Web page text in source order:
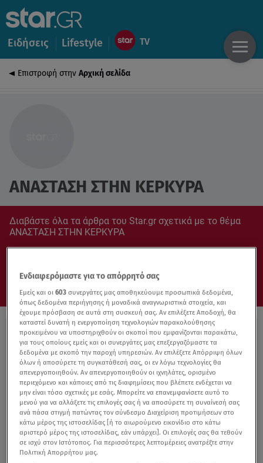
Ειδήσεις Lifestyle
Επιστροφή στην Αρχική σελίδα
ΑΝΑΣΤΑΣΗ ΣΤΗΝ ΚΕΡΚΥΡΑ
Διαβάστε όλα τα άρθρα του Star.gr σχετικά με το θέμα
ΑΝΑΣΤΑΣΗ ΣΤΗΝ ΚΕΡΚΥΡΑ
Ενδιαφερόμαστε για το απόρρητό σας
Εμείς και οι603 συνεργάτες μας αποθηκεύουμε προσωπικά δεδομένα,
όπως δεδομένα περιήγησης ή μοναδικά αναγνωριστικά στοιχεία, και
έχουμε πρόσβαση σε αυτά στη συσκευή σας. Αν επιλέξετε Αποδοχή, θα
καταστεί δυνατή η ενεργοποίηση τεχνολογιών παρακολούθησης
προκειμένου να υποστηριχθούν οι σκοποί που εμφανίζονται παρακάτω,
για τους οποίους εμείς και οι συνεργάτες μας επεξεργαζόμαστε τα
δεδομένα με σκοπό την παροχή υπηρεσιών. Αν επιλέξετε Απόρριψη όλων
όλων ή αποσύρετε τη συγκατάθεσή σας, οι εν λόγω τεχνολογίες θα
απενεργοποιηθούν. Αν απενεργοποιηθούν οι ιχνηλάτες, ορισμένο
περιεχόμενο και κάποιες από τις διαφημίσεις που βλέπετε ενδέχεται να
μην είναι τόσο σχετικές με εσάς. Μπορείτε να επανεμφανίσετε αυτό το
μενού για να αλλάξετε τις επιλογές σας ή να αποσύρετε τη συναίνεσή σας
ανά πάσα στιγμή πατώντας τον σύνδεσμο Διαχείριση προτιμήσεων στο
κάτω μέρος της ιστοσελίδας [ή το αιωρούμενο εικονίδιο στο κάτω
αριστερό μέρος της ιστοσελίδας, εάν υπάρχει]. Οι επιλογές σας θα τεθούν
σε ισχύ στον Ιστότοπος. Για περισσότερες λεπτομέρειες ανατρέξτε στην
Πολιτική Απορρήτου μας.